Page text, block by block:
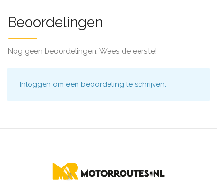
Beoordelingen
Nog geen beoordelingen. Wees de eerste!
Inloggen om een beoordeling te schrijven.